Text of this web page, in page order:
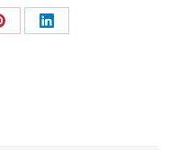
Share